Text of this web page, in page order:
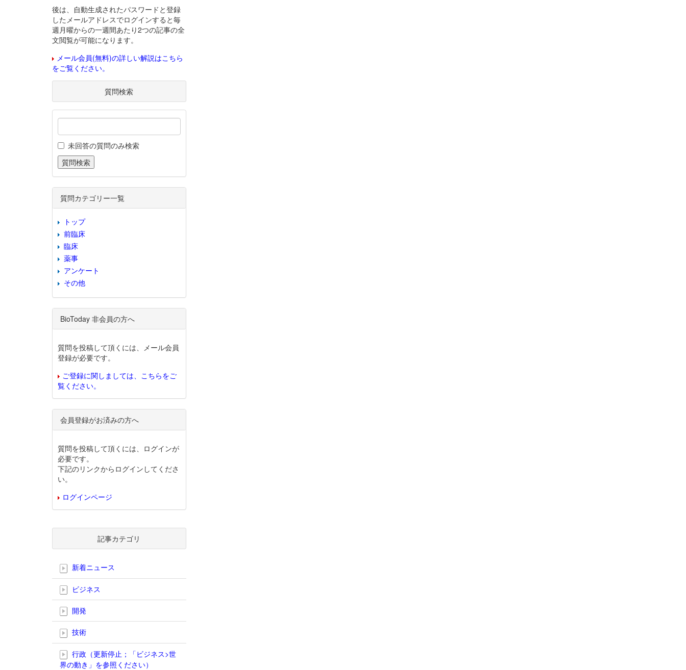
後は、自動生成されたパスワードと登録
したメールアドレスでログインすると毎
週月曜からの一週間あたり2つの記事の全
文閲覧が可能になります。
メール会員(無料)の詳しい解説はこちら
をご覧ください。
質問検索
未回答の質問のみ検索
質問カテゴリー一覧
トップ
前臨床
臨床
薬事
アンケート
その他
BioToday 非会員の方へ
質問を投稿して頂くには、メール会員
登録が必要です。
ご登録に関しましては、こちらをご
覧ください。
会員登録がお済みの方へ
質問を投稿して頂くには、ログインが
必要です。
下記のリンクからログインしてくださ
い。
ログインページ
記事カテゴリ
新着ニュース
ビジネス
開発
技術
行政（更新停止；「ビジネス>世
界の動き」を参照ください）